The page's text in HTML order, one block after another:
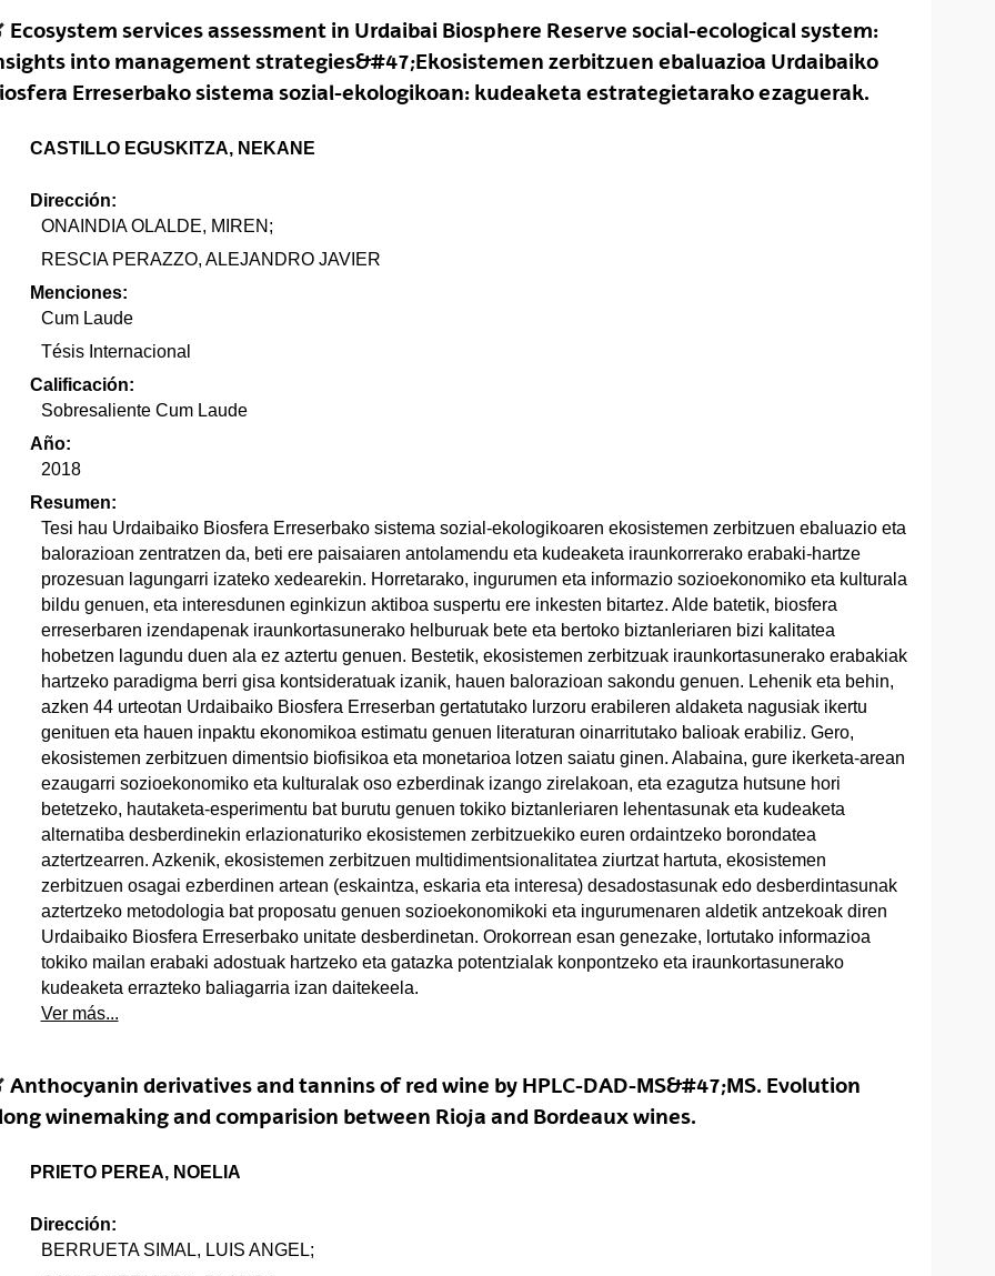
Ecosystem services assessment in Urdaibai Biosphere Reserve social-ecological system:
into management strategies&#47;Ekosistemen zerbitzuen ebaluazioa Urdaibaiko
Erreserbako sistema sozial-ekologikoan: kudeaketa estrategietarako ezaguerak.
CASTILLO EGUSKITZA, NEKANE
Dirección:
ONAINDIA OLALDE, MIREN;
RESCIA PERAZZO, ALEJANDRO JAVIER
Menciones:
Cum Laude
Tésis Internacional
Calificación:
Sobresaliente Cum Laude
Año:
2018
Resumen:
Tesi hau Urdaibaiko Biosfera Erreserbako sistema sozial-ekologikoaren ekosistemen zerbitzuen ebaluazio eta
balorazioan zentratzen da, beti ere paisaiaren antolamendu eta kudeaketa iraunkorrerako erabaki-hartze
prozesuan lagungarri izateko xedearekin. Horretarako, ingurumen eta informazio sozioekonomiko eta kulturala
bildu genuen, eta interesdunen eginkizun aktiboa suspertu ere inkesten bitartez. Alde batetik, biosfera
erreserbaren izendapenak iraunkortasunerako helburuak bete eta bertoko biztanleriaren bizi kalitatea
hobetzen lagundu duen ala ez aztertu genuen. Bestetik, ekosistemen zerbitzuak iraunkortasunerako erabakiak
hartzeko paradigma berri gisa kontsideratuak izanik, hauen balorazioan sakondu genuen. Lehenik eta behin,
azken 44 urteotan Urdaibaiko Biosfera Erreserban gertatutako lurzoru erabileren aldaketa nagusiak ikertu
genituen eta hauen inpaktu ekonomikoa estimatu genuen literaturan oinarritutako balioak erabiliz. Gero,
ekosistemen zerbitzuen dimentsio biofisikoa eta monetarioa lotzen saiatu ginen. Alabaina, gure ikerketa-arean
ezaugarri sozioekonomiko eta kulturalak oso ezberdinak izango zirelakoan, eta ezagutza hutsune hori
betetzeko, hautaketa-esperimentu bat burutu genuen tokiko biztanleriaren lehentasunak eta kudeaketa
alternatiba desberdinekin erlazionaturiko ekosistemen zerbitzuekiko euren ordaintzeko borondatea
aztertzearren. Azkenik, ekosistemen zerbitzuen multidimentsionalitatea ziurtzat hartuta, ekosistemen
zerbitzuen osagai ezberdinen artean (eskaintza, eskaria eta interesa) desadostasunak edo desberdintasunak
aztertzeko metodologia bat proposatu genuen sozioekonomikoki eta ingurumenaren aldetik antzekoak diren
Urdaibaiko Biosfera Erreserbako unitate desberdinetan. Orokorrean esan genezake, lortutako informazioa
tokiko mailan erabaki adostuak hartzeko eta gatazka potentzialak konpontzeko eta iraunkortasunerako
kudeaketa errazteko baliagarria izan daitekeela.
Ver más...
Anthocyanin derivatives and tannins of red wine by HPLC-DAD-MS&#47;MS. Evolution
winemaking and comparision between Rioja and Bordeaux wines.
PRIETO PEREA, NOELIA
Dirección:
BERRUETA SIMAL, LUIS ANGEL;